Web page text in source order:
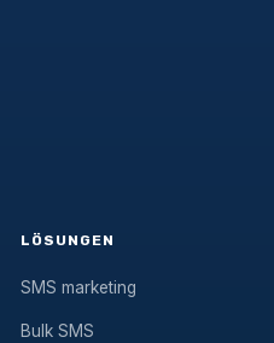
LÖSUNGEN
SMS marketing
Bulk SMS